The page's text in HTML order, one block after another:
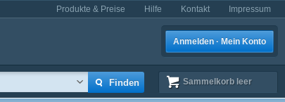
Produkte & Preise Hilfe Kontakt Impressum
Anmelden · Mein Konto
Sammelkorb leer